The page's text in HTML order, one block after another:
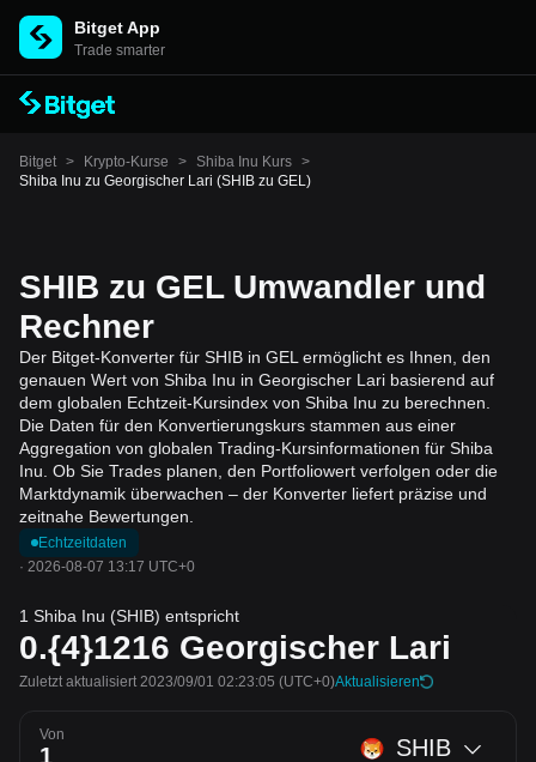
Bitget App
Trade smarter
Bitget > Krypto-Kurse > Shiba Inu Kurs >
Shiba Inu zu Georgischer Lari (SHIB zu GEL)
SHIB zu GEL Umwandler und
Rechner
Der Bitget-Konverter für SHIB in GEL ermöglicht es Ihnen, den
genauen Wert von Shiba Inu in Georgischer Lari basierend auf
dem globalen Echtzeit-Kursindex von Shiba Inu zu berechnen.
Die Daten für den Konvertierungskurs stammen aus einer
Aggregation von globalen Trading-Kursinformationen für Shiba
Inu. Ob Sie Trades planen, den Portfoliowert verfolgen oder die
Marktdynamik überwachen – der Konverter liefert präzise und
zeitnahe Bewertungen.
Echtzeitdaten
· 2026-08-07 13:17 UTC+0
1 Shiba Inu (SHIB) entspricht
0.{4}1216 Georgischer Lari
Zuletzt aktualisiert 2023/09/01 02:23:05 (UTC+0)Aktualisieren
Von SHIB